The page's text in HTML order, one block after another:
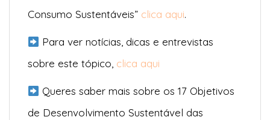
Consumo Sustentáveis” clica aqui.
Para ver notícias, dicas e entrevistas
sobre este tópico, clica aqui
Queres saber mais sobre os 17 Objetivos
de Desenvolvimento Sustentável das